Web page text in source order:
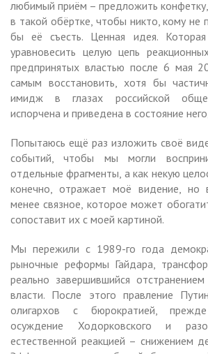
любимый приём – предложить
в такой обёртке, чтобы никто, кому не
бы её съесть. Ценная идея.
уравновесить целую цепь
предпринятых властью после 6 мая
самым восстановить, хотя бы
имидж в глазах российской
испорчена и приведена в состояние
Попытаюсь ещё раз изложить своё
событий, чтобы мы могли
отдельные фрагменты, а как некую
конечно, отражает моё видение,
менее связное, которое может
сопоставит их с моей картиной.
Мы пережили с 1989-го года
рыночные реформы Гайдара,
реально завершившийся
власти. После этого правление
олигархов с бюрократией,
осуждение Ходорковского и
естественной реакцией – снижением